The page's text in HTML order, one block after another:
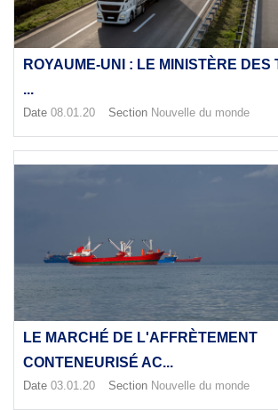
ROYAUME-UNI : LE MINISTÈRE DES
...
Date 08.01.20 Section Nouvelle du monde
LE MARCHÉ DE L'AFFRÈTEMENT
CONTENEURISÉ AC...
Date 03.01.20 Section Nouvelle du monde